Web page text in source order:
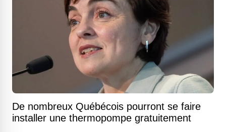
De nombreux Québécois pourront se faire
installer une thermopompe gratuitement